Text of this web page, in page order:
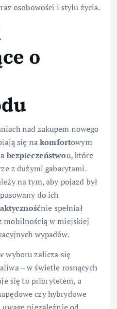
osobowości i stylu życia.
o
nad zakupem nowego
się nakomfortowym
bezpieczeństwou, które
z dużymi gabarytami.
na tym, aby pojazd był
do ich
nie spełniał
mobilnością w miejskiej
wypadów.
wyboru zalicza się
– w świetle rosnących
się to priorytetem, a
czy hybrydowe